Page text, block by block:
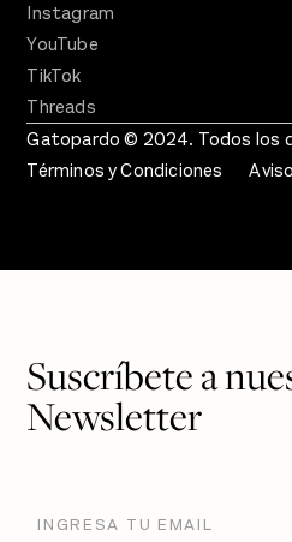
Instagram
YouTube
TikTok
Threads
Gatopardo © 2024. Todos los
Términos y Condiciones
Suscríbete a
Newsletter